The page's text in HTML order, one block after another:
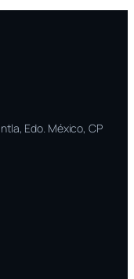
Edo. México, CP